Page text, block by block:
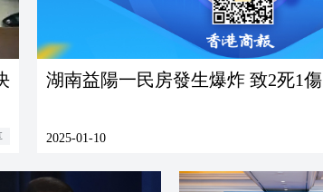
湖南益陽一民房發生爆炸 致2死1傷
2025-01-10